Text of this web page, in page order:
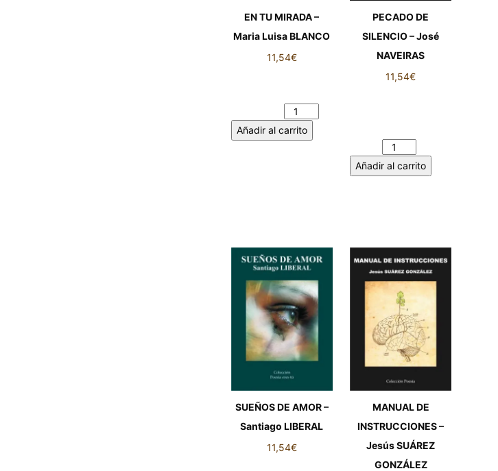
EN TU MIRADA –
Maria Luisa BLANCO
11,54€
Añadir al carrito
PECADO DE
SILENCIO – José
NAVEIRAS
11,54€
Añadir al carrito
SUEÑOS DE AMOR –
Santiago LIBERAL
11,54€
MANUAL DE
INSTRUCCIONES –
Jesús SUÁREZ
GONZÁLEZ